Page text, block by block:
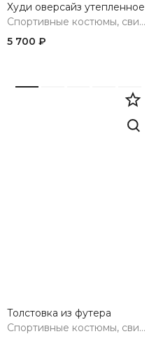
Худи оверсайз утепленное
Спортивные костюмы, свитшоты, худи, брюки
5 700 ₽
Толстовка из футера
Спортивные костюмы, свитшоты, худи, брюки